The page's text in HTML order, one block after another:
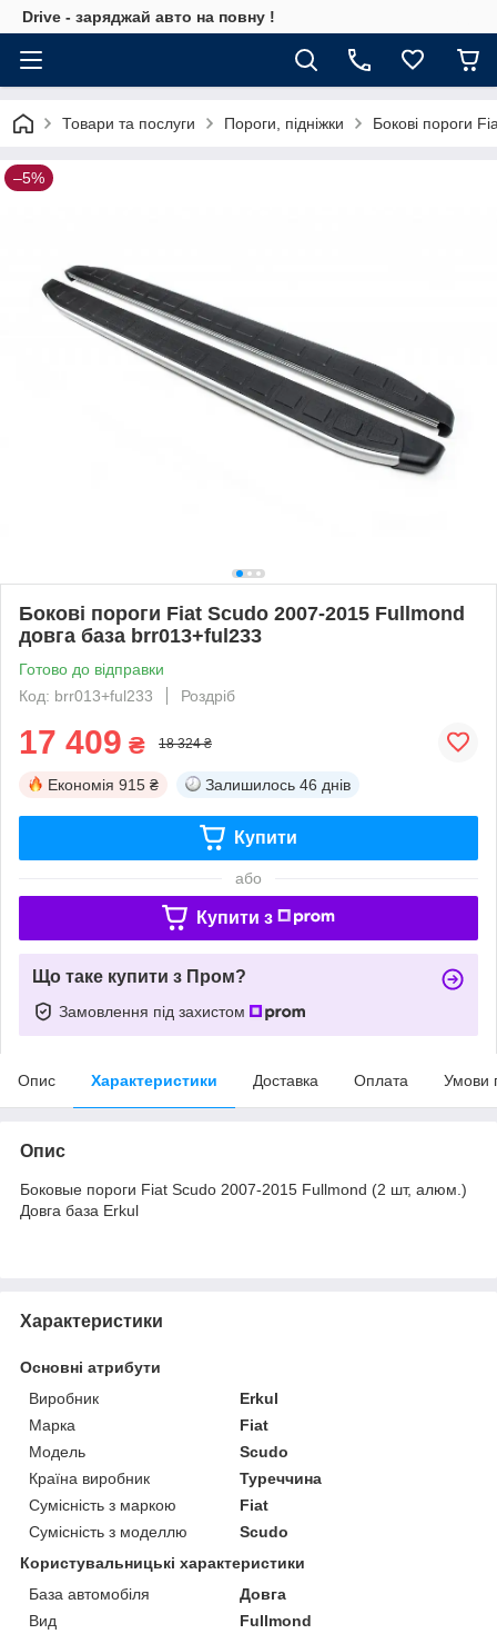
Drive - заряджай авто на повну !
Товари та послуги Пороги, підніжки Бокові пороги
–5%
Бокові пороги Fiat Scudo 2007-2015 Fullmond
довга база brr013+ful233
Готово до відправки
Код: brr013+ful233
Роздріб
17 409 ₴ 18 324 ₴
Економія 915 ₴ Залишилось 46 днів
Купити
або
Купити з
Що таке купити з Пром?
Замовлення під захистом
Опис Характеристики Доставка Оплата Умови
Опис
Боковые пороги Fiat Scudo 2007-2015 Fullmond (2 шт, алюм.)
Довга база Erkul
Характеристики
Основні атрибути
Виробник
Erkul
Марка
Fiat
Модель
Scudo
Країна виробник
Туреччина
Сумісність з маркою
Fiat
Сумісність з моделлю
Scudo
Користувальницькі характеристики
База автомобіля
Довга
Вид
Fullmond